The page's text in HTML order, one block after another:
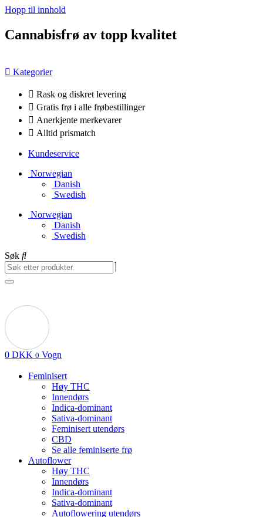
Hopp til innhold
Cannabisfrø av topp kvalitet
Kategorier
Rask og diskret levering
Gratis frø i alle frøbestillinger
Anerkjente merkevarer
Alltid prismatch
Kundeservice
Norwegian
Danish
Swedish
Norwegian
Danish
Swedish
Søk
0 DKK 0 Vogn
Feminisert
Høy THC
Innendørs
Indica-dominant
Sativa-dominant
Feminisert utendørs
CBD
Se alle feminiserte frø
Autoflower
Høy THC
Innendørs
Indica-dominant
Sativa-dominant
Autoflowering utendørs